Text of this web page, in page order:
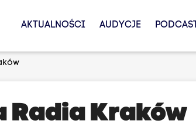
AKTUALNOŚCI AUDYCJE
Kraków